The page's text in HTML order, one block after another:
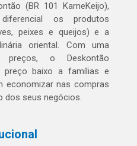
(BR 101 KarneKeijo),
os produtos
peixes e queijos) e a
oriental. Com uma
preços, o Deskontão
preço baixo a famílias e
economizar nas compras
dos seus negócios.